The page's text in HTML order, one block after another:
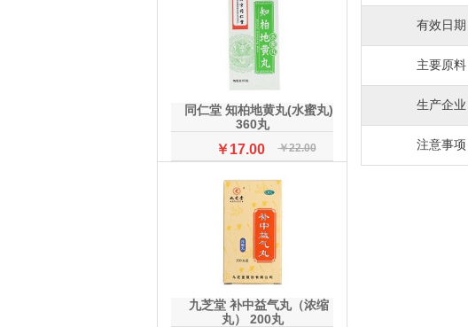
同仁堂 知柏地黄丸(水蜜丸)
360丸
￥17.00 ￥22.00
九芝堂 补中益气丸（浓缩
丸） 200丸
有效日期
主要原料
生产企业
注意事项